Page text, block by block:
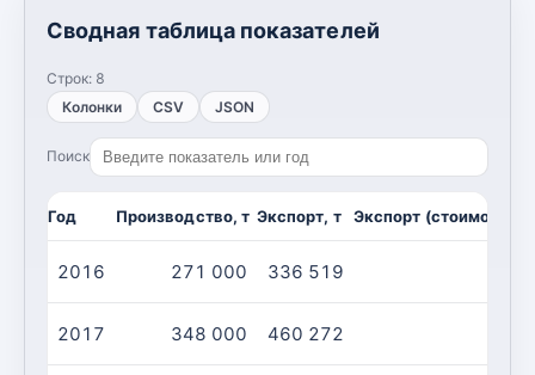
Сводная таблица показателей
Строк: 8
Колонки
CSV JSON
Поиск
Год Производство, т Экспорт, т Экспорт
2016 271 000 336 519
2017 348 000 460 272